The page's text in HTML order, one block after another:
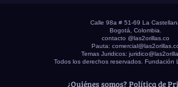
Calle 98a # 51-69 La
Bogotá, Colombia.
contacto @las2orillas.co
Pauta:
Temas Juridicos:
Todos los derechos reservados. Fundación
¿Quiénes somos? Política de